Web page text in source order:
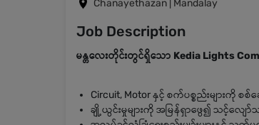
Chanayethazan | Mandalay
Job Description
မန္တလေးတိုင်းတွင်ရှိသော Kedia Lights
Circuit, Motor နှင့် စက်ပစ္စည်းများကို စစ်
ချို့ယွင်းမှုများကို အမြန်ရှာဖွေ၍ သင့်လျေ